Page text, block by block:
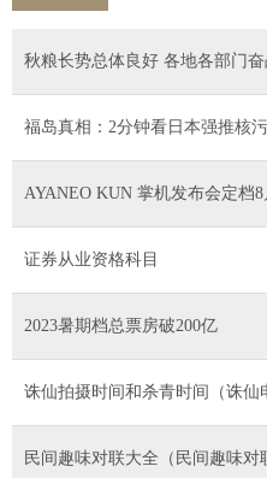
秋粮长势总体良好 各地各部门
福岛真相：2分钟看日本强推核
AYANEO KUN 掌机发布会定档
证券从业资格科目
2023暑期档总票房破200亿
诛仙拍摄时间和杀青时间（诛仙
民间趣味对联大全（民间趣味对